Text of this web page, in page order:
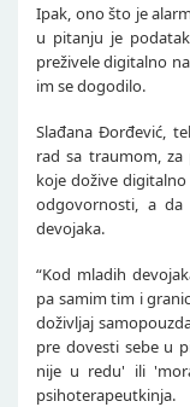
Ipak, ono što je
u pitanju je
preživele digitalno
im se dogodilo.
Slađana Đorđević,
rad sa traumom,
koje dožive
odgovornosti, a
devojaka.
“Kod mladih
pa samim tim i
doživljaj
pre dovesti sebe u
nije u redu' ili
psihoterapeutkinja.